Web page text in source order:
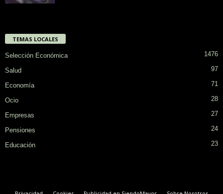
TEMAS LOCALES
Selección Económica 1476
Salud 97
Economía 71
Ocio 28
Empresas 27
Pensiones 24
Educación 23